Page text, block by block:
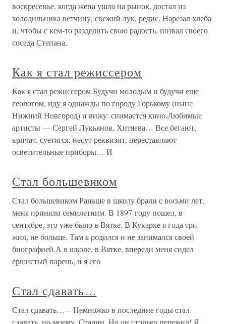
воскресенье, когда жена ушла на рынок, достал из
холодильника ветчину, свежий лук, редис. Нарезал хлеба
и, чтобы с кем-то разделить свою радость, позвал своего
соседа Степана,
Как я стал режиссером
Как я стал режиссером Будучи молодым и будучи еще
геологом, иду я однажды по городу Горькому (ныне
Нижний Новгород) и вижу: снимается кино.Любимые
артисты — Сергей Лукьянов, Хитяева… Все бегают,
кричат, суетятся, несут реквизит, переставляют
осветительные приборы… И
Стал большевиком
Стал большевиком Раньше в школу брали с восьми лет,
меня приняли семилетним. В 1897 году пошел, в
сентябре, это уже было в Вятке. В Кукарке я года три
жил, не больше. Там я родился и не занимался своей
биографией.А в школе, в Вятке, впереди меня сидел
ершистый парень, и я его
Стал сдавать…
Стал сдавать… – Немножко в последние годы стал
сдавать, по-моему, Сталин. Но он столько пережил! Я